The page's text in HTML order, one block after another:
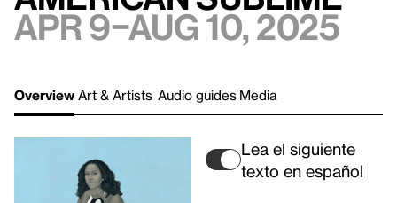
Apr 9–Aug 10, 2025
Overview Art & Artists Audio guides Media
Lea el siguiente
texto en español